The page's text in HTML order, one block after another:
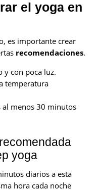
el yoga en
es importante crear
recomendaciones.
y con poca luz.
temperatura
al menos 30 minutos
yoga
diarios a esta
hora cada noche